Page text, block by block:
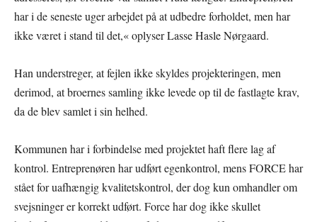
har i de seneste uger arbejdet på at udbedre forholdet, men har
ikke været i stand til det,« oplyser Lasse Hasle Nørgaard.
Han understreger, at fejlen ikke skyldes projekteringen, men
derimod, at broernes samling ikke levede op til de fastlagte krav,
da de blev samlet i sin helhed.
Kommunen har i forbindelse med projektet haft flere lag af
kontrol. Entreprenøren har udført egenkontrol, mens FORCE har
stået for uafhængig kvalitetskontrol, der dog kun omhandler om
svejsninger er korrekt udført. Force har dog ikke skullet